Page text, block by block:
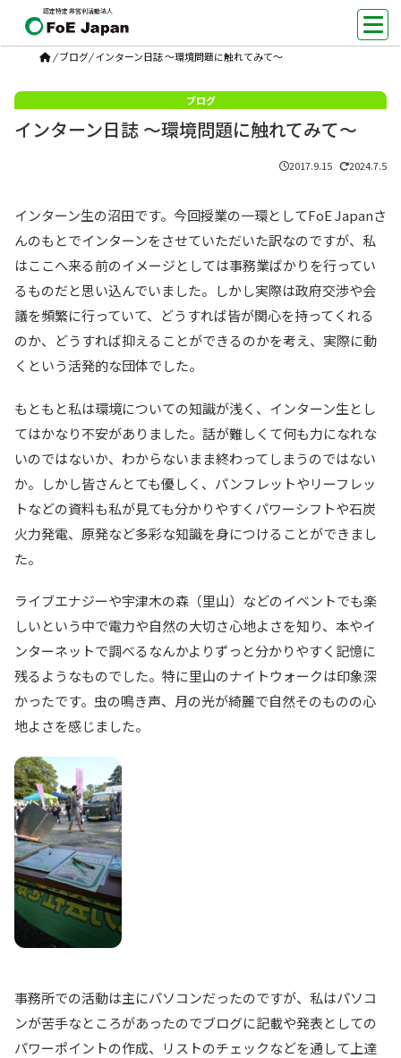
認定特定非営利活動法人
/ ブログ/ インターン日誌 ～環境問題に触れてみて～
インターン日誌 ～環境問題に触れてみて～
2017.9.15 2024.7.5
インターン生の沼田です。今回授業の一環としてFoE Japanさ
んのもとでインターンをさせていただいた訳なのですが、私
はここへ来る前のイメージとしては事務業ばかりを行ってい
るものだと思い込んでいました。しかし実際は政府交渉や会
議を頻繁に行っていて、どうすれば皆が関心を持ってくれる
のか、どうすれば抑えることができるのかを考え、実際に動
くという活発的な団体でした。
もともと私は環境についての知識が浅く、インターン生とし
てはかなり不安がありました。話が難しくて何も力になれな
いのではないか、わからないまま終わってしまうのではない
か。しかし皆さんとても優しく、パンフレットやリーフレッ
トなどの資料も私が見ても分かりやすくパワーシフトや石炭
火力発電、原発など多彩な知識を身につけることができまし
た。
ライブエナジーや宇津木の森（里山）などのイベントでも楽
しいという中で電力や自然の大切さ心地よさを知り、本やイ
ンターネットで調べるなんかよりずっと分かりやすく記憶に
残るようなものでした。特に里山のナイトウォークは印象深
かったです。虫の鳴き声、月の光が綺麗で自然そのものの心
地よさを感じました。
事務所での活動は主にパソコンだったのですが、私はパソコ
ンが苦手なところがあったのでブログに記載や発表としての
パワーポイントの作成、リストのチェックなどを通して上達